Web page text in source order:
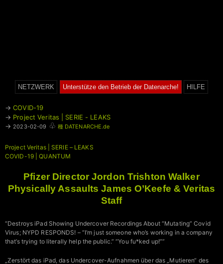
NETZWERK Unterstütze den Betrieb der Datenarche! HILFE
→COVID-19
→ Project Veritas | SERIE - LEAKS
→ 2023-02-09 ♧ 種 DATENARCHE.de
Project Veritas | SERIE – LEAKS
COVID-19 | QUANTUM
Pfizer Director Jordon Trishton Walker
Physically Assaults James O’Keefe & Veritas
Staff
“Destroys iPad Showing Undercover Recordings About “Mutating” Covid
Virus; NYPD RESPONDS! – “I’m just someone who’s working in a company
that’s trying to literally help the public.” “You fu*ked up!””
„Zerstört das iPad, das Undercover-Aufnahmen über das „Mutieren“ des